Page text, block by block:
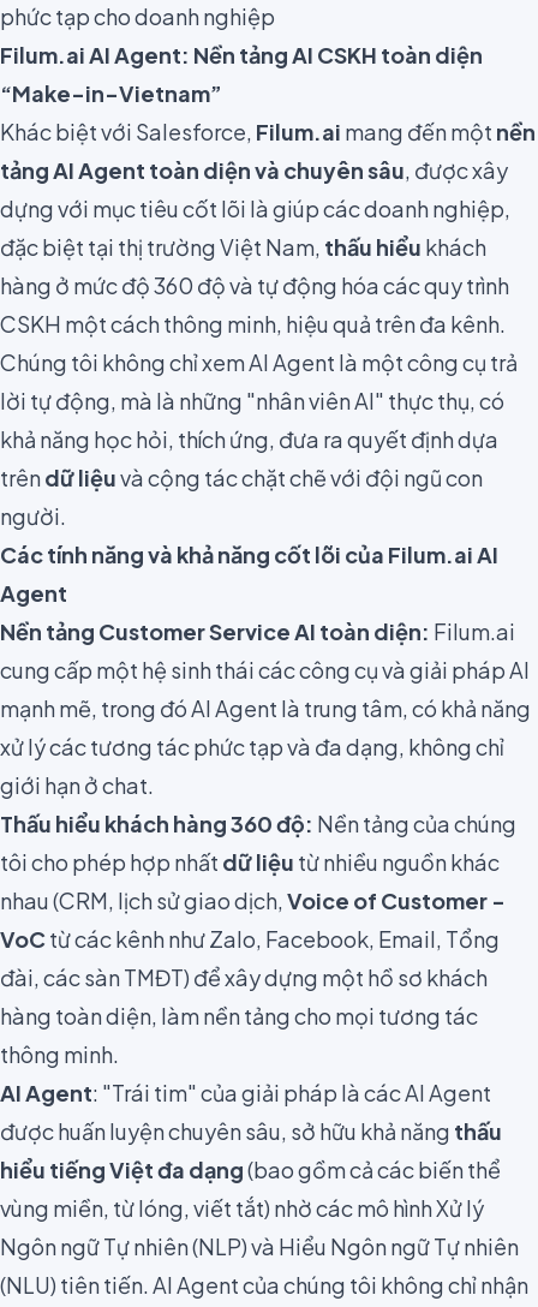
phức tạp cho doanh nghiệp
Filum.ai AI Agent: Nền tảng AI CSKH toàn diện
“Make-in-Vietnam”
Khác biệt với Salesforce, Filum.ai mang đến một nền
tảng AI Agent toàn diện và chuyên sâu, được xây
dựng với mục tiêu cốt lõi là giúp các doanh nghiệp,
đặc biệt tại thị trường Việt Nam, thấu hiểu khách
hàng ở mức độ 360 độ và tự động hóa các quy trình
CSKH một cách thông minh, hiệu quả trên đa kênh.
Chúng tôi không chỉ xem AI Agent là một công cụ trả
lời tự động, mà là những "nhân viên AI" thực thụ, có
khả năng học hỏi, thích ứng, đưa ra quyết định dựa
trêndữ liệuvà cộng tác chặt chẽ với đội ngũ con
người.
Các tính năng và khả năng cốt lõi của Filum.ai AI
Agent
Nền tảng Customer Service AI toàn diện: Filum.ai
cung cấp một hệ sinh thái các công cụ và giải pháp AI
mạnh mẽ, trong đó AI Agent là trung tâm, có khả năng
xử lý các tương tác phức tạp và đa dạng, không chỉ
giới hạn ở chat.
Thấu hiểu khách hàng 360 độ: Nền tảng của chúng
tôi cho phép hợp nhất dữ liệu từ nhiều nguồn khác
nhau (CRM, lịch sử giao dịch,Voice of Customer -
VoCtừ các kênh như Zalo, Facebook, Email, Tổng
đài, các sàn TMĐT) để xây dựng một hồ sơ khách
hàng toàn diện, làm nền tảng cho mọi tương tác
thông minh.
AI Agent: "Trái tim" của giải pháp là các AI Agent
được huấn luyện chuyên sâu, sở hữu khả năng thấu
hiểu tiếng Việt đa dạng(bao gồm cả các biến thể
vùng miền, từ lóng, viết tắt) nhờ các mô hình Xử lý
Ngôn ngữ Tự nhiên (NLP) và Hiểu Ngôn ngữ Tự nhiên
(NLU) tiên tiến. AI Agent của chúng tôi không chỉ nhận